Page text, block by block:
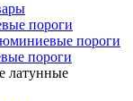
пороги
пороги
пороги
латунные